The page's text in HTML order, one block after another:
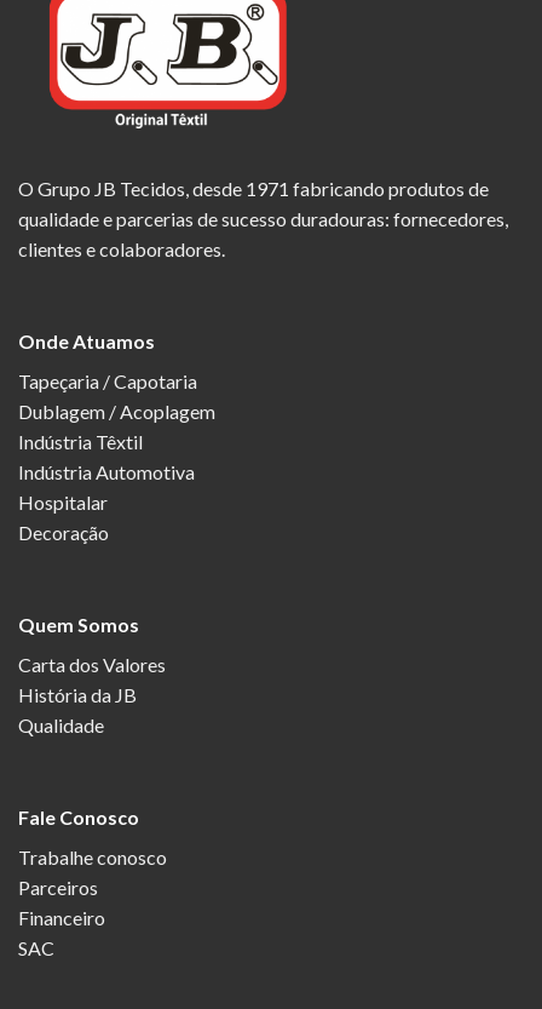
O Grupo JB Tecidos, desde 1971 fabricando produtos de
qualidade e parcerias de sucesso duradouras: fornecedores,
clientes e colaboradores.
Onde Atuamos
Tapeçaria / Capotaria
Dublagem / Acoplagem
Indústria Têxtil
Indústria Automotiva
Hospitalar
Decoração
Quem Somos
Carta dos Valores
História da JB
Qualidade
Fale Conosco
Trabalhe conosco
Parceiros
Financeiro
SAC